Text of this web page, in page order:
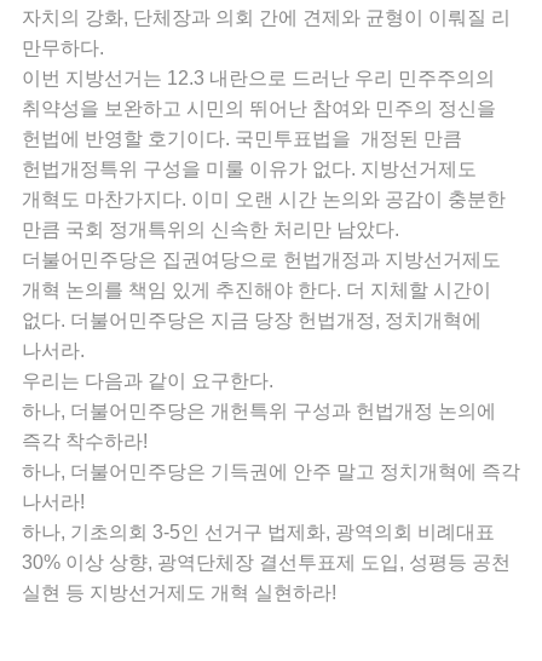
자치의 강화, 단체장과 의회 간에 견제와 균형이 이뤄질 리
만무하다.
이번 지방선거는 12.3 내란으로 드러난 우리 민주주의의
취약성을 보완하고 시민의 뛰어난 참여와 민주의 정신을
헌법에 반영할 호기이다. 국민투표법을 개정된 만큼
헌법개정특위 구성을 미룰 이유가 없다. 지방선거제도
개혁도 마찬가지다. 이미 오랜 시간 논의와 공감이 충분한
만큼 국회 정개특위의 신속한 처리만 남았다.
더불어민주당은 집권여당으로 헌법개정과 지방선거제도
개혁 논의를 책임 있게 추진해야 한다. 더 지체할 시간이
없다. 더불어민주당은 지금 당장 헌법개정, 정치개혁에
나서라.
우리는 다음과 같이 요구한다.
하나, 더불어민주당은 개헌특위 구성과 헌법개정 논의에
즉각 착수하라!
하나, 더불어민주당은 기득권에 안주 말고 정치개혁에 즉각
나서라!
하나, 기초의회 3-5인 선거구 법제화, 광역의회 비례대표
30% 이상 상향, 광역단체장 결선투표제 도입, 성평등 공천
실현 등 지방선거제도 개혁 실현하라!